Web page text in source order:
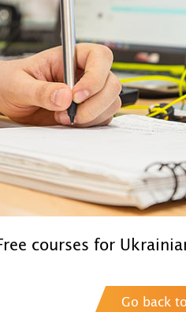
courses for
Go back